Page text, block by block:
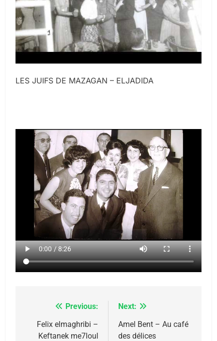
LES JUIFS DE MAZAGAN – ELJADIDA
Navigation
de
Previous:
Felix elmaghribi –
Keftanek me7loul
Next:
Amel Bent – Au café
des délices